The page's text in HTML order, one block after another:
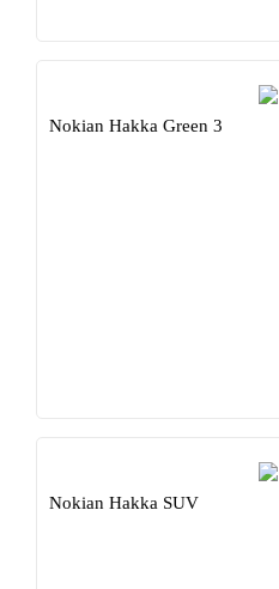
Nokian Hakka Green 3
Nokian Hakka SUV